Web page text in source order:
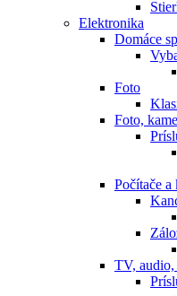
Elektronika
Domáce
Foto
Foto,
Počítače a
TV,